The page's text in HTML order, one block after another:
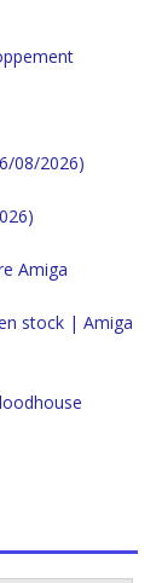
08/2026)
Amiga
stock | Amiga